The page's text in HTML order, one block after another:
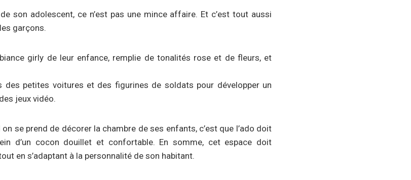
son adolescent, ce n’est pas une mince affaire. Et c’est tout aussi
garçons.
girly de leur enfance, remplie de tonalités rose et de fleurs, et
des petites voitures et des figurines de soldats pour développer un
jeux vidéo.
se prend de décorer la chambre de ses enfants, c’est que l’ado doit
d’un cocon douillet et confortable. En somme, cet espace doit
en s’adaptant à la personnalité de son habitant.